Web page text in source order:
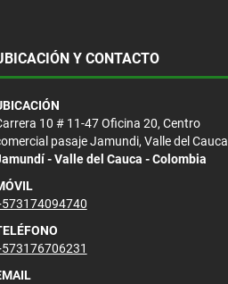
Y CONTACTO
10 # 11-47 Oficina 20, Centro
pasaje Jamundi, Valle del Cauca
- Valle del Cauca - Colombia